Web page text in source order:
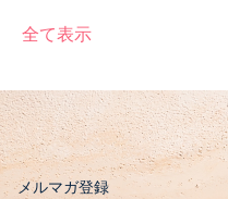
全て表示
メルマガ登録